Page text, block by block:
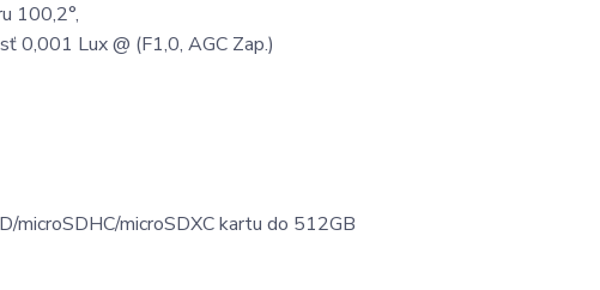
100,2°,
0,001 Lux @ (F1,0, AGC Zap.)
microSDHC/microSDXC kartu do 512GB